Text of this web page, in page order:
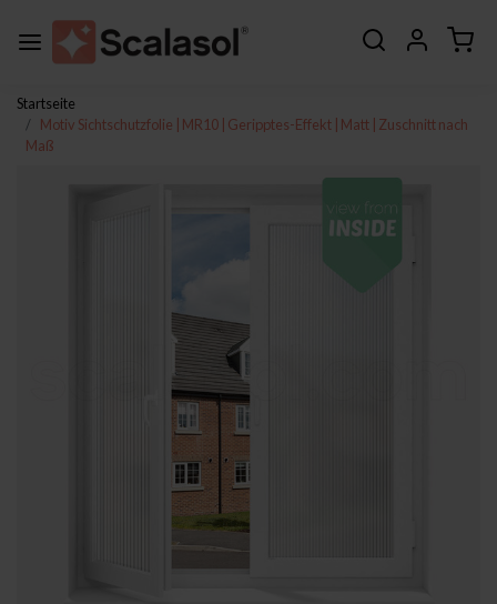
Startseite
Motiv Sichtschutzfolie | MR10 | Geripptes-Effekt | Matt | Zuschnitt nach
Maß